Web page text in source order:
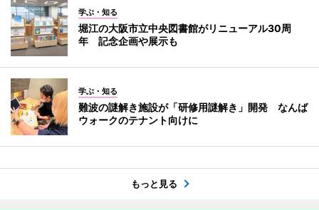
学ぶ・知る
堀江の大阪市立中央図書館がリニューアル30周
年 記念企画や展示も
学ぶ・知る
難波の謎解き施設が「研修用謎解き」開発 なんば
ウォークのテナント向けに
もっと見る